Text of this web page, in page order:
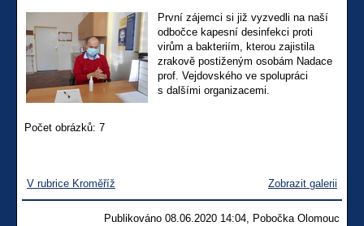
První zájemci si již vyzvedli na naší
odbočce kapesní desinfekci proti
virům a bakteriím, kterou zajistila
zrakově postiženým osobám Nadace
prof. Vejdovského ve spolupráci
s dalšími organizacemi.
Počet obrázků: 7
V rubrice Kroměříž Zobrazit galerii
Publikováno 08.06.2020 14:04, Pobočka Olomouc